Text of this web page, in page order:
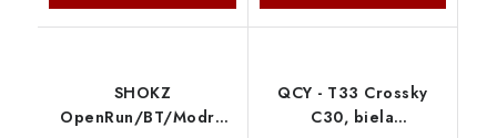
SHOKZ
OpenRun/BT/Modrá
QCY - T33 Crossky
C30, biela